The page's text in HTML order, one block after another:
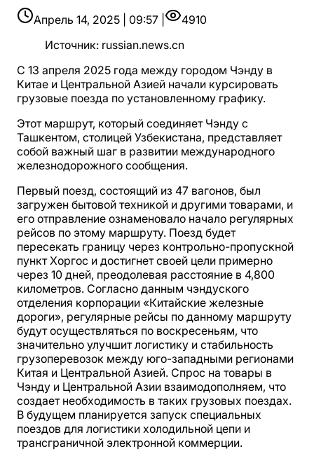
Апрель 14, 2025 | 09:57 |
4910
Источник: russian.news.cn
С 13 апреля 2025 года между городом Чэнду в
Китае и Центральной Азией начали курсировать
грузовые поезда по установленному графику.
Этот маршрут, который соединяет Чэнду с
Ташкентом, столицей Узбекистана, представляет
собой важный шаг в развитии международного
железнодорожного сообщения.
Первый поезд, состоящий из 47 вагонов, был
загружен бытовой техникой и другими товарами, и
его отправление ознаменовало начало регулярных
рейсов по этому маршруту. Поезд будет
пересекать границу через контрольно-пропускной
пункт Хоргос и достигнет своей цели примерно
через 10 дней, преодолевая расстояние в 4,800
километров. Согласно данным чэндуского
отделения корпорации «Китайские железные
дороги», регулярные рейсы по данному маршруту
будут осуществляться по воскресеньям, что
значительно улучшит логистику и стабильность
грузоперевозок между юго-западными регионами
Китая и Центральной Азией. Спрос на товары в
Чэнду и Центральной Азии взаимодополняем, что
создает необходимость в таких грузовых поездах.
В будущем планируется запуск специальных
поездов для логистики холодильной цепи и
трансграничной электронной коммерции.